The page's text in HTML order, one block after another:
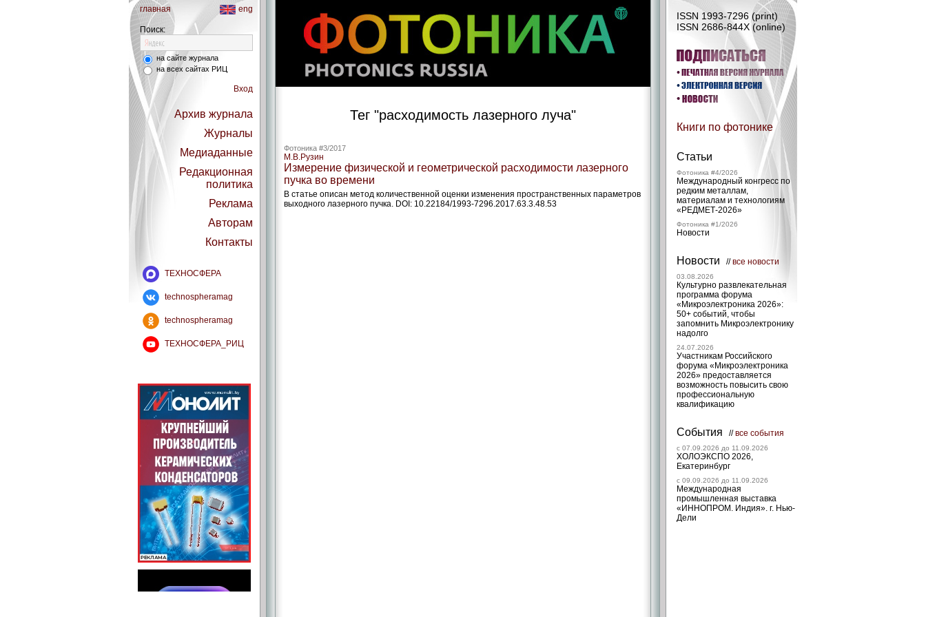
главная eng
Поиск:
на сайте журнала
на всех сайтах РИЦ
Вход
Архив журнала
Журналы
Медиаданные
Редакционная
политика
Реклама
Авторам
Контакты
ТЕХНОСФЕРА
technospheramag
technospheramag
ТЕХНОСФЕРА_РИЦ
ISSN 1993-7296 (print)
ISSN 2686-844X (online)
Книги по фотонике
Статьи
Фотоника #4/2026
Международный конгресс по
редким металлам,
материалам и технологиям
«РЕДМЕТ‑2026»
Фотоника #1/2026
Новости
Новости //все новости
03.08.2026
Культурно развлекательная
программа форума
«Микроэлектроника 2026»:
50+ событий, чтобы
запомнить Микроэлектронику
надолго
24.07.2026
Участникам Российского
форума «Микроэлектроника
2026» предоставляется
возможность повысить свою
профессиональную
квалификацию
События //все события
c 07.09.2026 до 11.09.2026
ХОЛОЭКСПО 2026,
Екатеринбург
c 09.09.2026 до 11.09.2026
Международная
промышленная выставка
«ИННОПРОМ. Индия». г. Нью-
Дели
Тег "расходимость лазерного луча"
Фотоника #3/2017
М.В.Рузин
Измерение физической и геометрической расходимости лазерного
пучка во времени
В статье описан метод количественной оценки изменения пространственных параметров
выходного лазерного пучка. DOI: 10.22184/1993-7296.2017.63.3.48.53